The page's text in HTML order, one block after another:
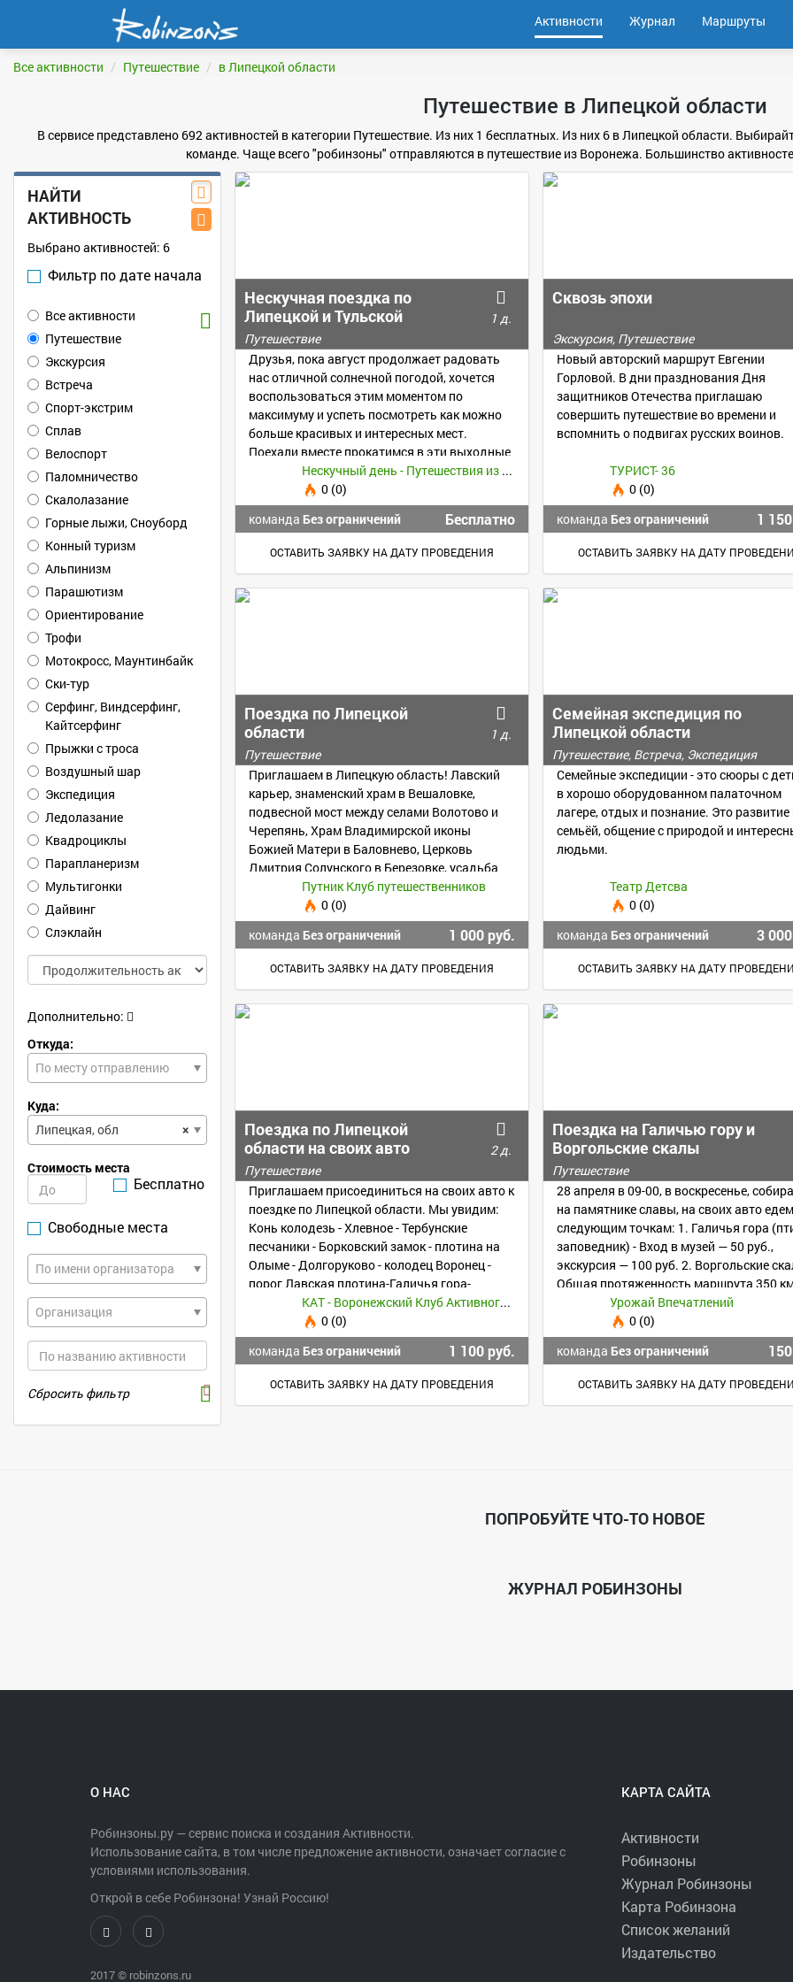
Активности Журнал Маршруты
Все активности Путешествие в Липецкой области
Путешествие в Липецкой области
В сервисе представлено 692 активностей в категории Путешествие. Из них 1 бесплатных. Из них 6 в Липецкой области.
команде. Чаще всего "робинзоны" отправляются в путешествие из Воронежа. Большинство
НАЙТИ
АКТИВНОСТЬ
Выбрано активностей: 6
Фильтр по дате начала
Все активности
Путешествие
Экскурсия
Встреча
Спорт-экстрим
Сплав
Велоспорт
Паломничество
Скалолазание
Горные лыжи, Сноуборд
Конный туризм
Альпинизм
Парашютизм
Ориентирование
Трофи
Мотокросс, Маунтинбайк
Ски-тур
Серфинг, Виндсерфинг,
Кайтсерфинг
Прыжки с троса
Воздушный шар
Экспедиция
Ледолазание
Квадроциклы
Парапланеризм
Мультигонки
Дайвинг
Слэклайн
Дополнительно:
Откуда:
По месту отправлению
Куда:
×
Липецкая, обл
Стоимость места
Бесплатно
Свободные места
По имени организатора
Организация
Сбросить фильтр
Нескучная поездка по
Липецкой и Тульской
областям
1 д.
Путешествие
Друзья, пока август продолжает радовать
нас отличной солнечной погодой, хочется
воспользоваться этим моментом по
максимуму и успеть посмотреть как можно
больше красивых и интересных мест.
Поехали вместе прокатимся в эти выходные
на своих авто!
Нескучный день - Путешествия из Воронежа -
0 (0)
команда Без ограничений Бесплатно
ОСТАВИТЬ ЗАЯВКУ НА ДАТУ ПРОВЕДЕНИЯ
Сквозь эпохи
Экскурсия, Путешествие
Новый авторский маршрут Евгении
Горловой. В дни празднования Дня
защитников Отечества приглашаю
совершить путешествие во времени и
вспомнить о подвигах русских воинов.
ТУРИСТ- 36
0 (0)
команда Без ограничений 1
ОСТАВИТЬ ЗАЯВКУ НА ДАТУ
Поездка по Липецкой
области
1 д.
Путешествие
Приглашаем в Липецкую область! Лавский
карьер, знаменский храм в Вешаловке,
подвесной мост между селами Волотово и
Черепянь, Храм Владимирской иконы
Божией Матери в Баловнево, Церковь
Дмитрия Солунского в Березовке, усадьба
Семенова Тян- Шанского.
Путник Клуб путешественников
0 (0)
команда Без ограничений 1 000 руб.
ОСТАВИТЬ ЗАЯВКУ НА ДАТУ ПРОВЕДЕНИЯ
Семейная экспедиция по
Липецкой области
Путешествие, Встреча, Экспедиция
Семейные экспедиции - это сюоры с
в хорошо оборудованном палаточном
лагере, отдых и познание. Это развитие
семьёй, общение с природой и
людьми.
Театр Детсва
0 (0)
команда Без ограничений 3
ОСТАВИТЬ ЗАЯВКУ НА ДАТУ
Поездка по Липецкой
области на своих авто
2 д.
Путешествие
Приглашаем присоединиться на своих авто к
поездке по Липецкой области. Мы увидим:
Конь колодезь - Хлевное - Тербунские
песчаники - Борковский замок - плотина на
Олыме - Долгоруково - колодец Воронец -
порог Лавская плотина-Галичья гора-
Задонск и др.
КАТ - Воронежский Клуб Активного Туризма и Альпинизма
0 (0)
команда Без ограничений 1 100 руб.
ОСТАВИТЬ ЗАЯВКУ НА ДАТУ ПРОВЕДЕНИЯ
Поездка на Галичью гору и
Воргольские скалы
Путешествие
28 апреля в 09-00, в воскресенье,
на памятнике славы, на своих авто
следующим точкам: 1. Галичья гора
заповедник) - Вход в музей — 50 руб.,
экскурсия — 100 руб. 2. Воргольские
Общая протяженность маршрута 350
Урожай Впечатлений
0 (0)
команда Без ограничений
ОСТАВИТЬ ЗАЯВКУ НА ДАТУ
ПОПРОБУЙТЕ ЧТО-ТО НОВОЕ
ЖУРНАЛ РОБИНЗОНЫ
О НАС
Робинзоны.ру — сервис поиска и создания Активности.
Использование сайта, в том числе предложение активности, означает согласие с
условиями использования.
Открой в себе Робинзона! Узнай Россию!
КАРТА САЙТА
Активности
Робинзоны
Журнал Робинзоны
Карта Робинзона
Список желаний
Издательство
2017 © robinzons.ru